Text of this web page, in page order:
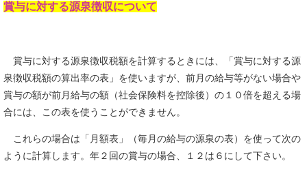
賞与に対する源泉徴収について
賞与に対する源泉徴収税額を計算するときには、「賞与に対する源
泉徴収税額の算出率の表」を使いますが、前月の給与等がない場合や
賞与の額が前月給与の額（社会保険料を控除後）の１０倍を超える場
合には、この表を使うことができません。
これらの場合は「月額表」（毎月の給与の源泉の表）を使って次の
ように計算します。年２回の賞与の場合、１２は６にして下さい。